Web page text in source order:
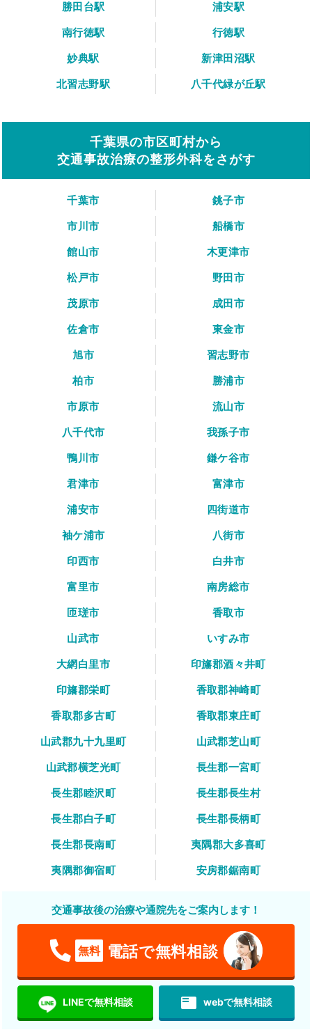
勝田台駅
浦安駅
南行徳駅
行徳駅
妙典駅
新津田沼駅
北習志野駅
八千代緑が丘駅
千葉県の市区町村から
交通事故治療の整形外科をさがす
千葉市
銚子市
市川市
船橋市
館山市
木更津市
松戸市
野田市
茂原市
成田市
佐倉市
東金市
旭市
習志野市
柏市
勝浦市
市原市
流山市
八千代市
我孫子市
鴨川市
鎌ケ谷市
君津市
富津市
浦安市
四街道市
袖ケ浦市
八街市
印西市
白井市
富里市
南房総市
匝瑳市
香取市
山武市
いすみ市
大網白里市
印旛郡酒々井町
印旛郡栄町
香取郡神崎町
香取郡多古町
香取郡東庄町
山武郡九十九里町
山武郡芝山町
山武郡横芝光町
長生郡一宮町
長生郡睦沢町
長生郡長生村
長生郡白子町
長生郡長柄町
長生郡長南町
夷隅郡大多喜町
夷隅郡御宿町
安房郡鋸南町
交通事故後の治療や通院先をご案内します！
無料 電話で無料相談
LINEで無料相談 featured_play_list webで無料相談